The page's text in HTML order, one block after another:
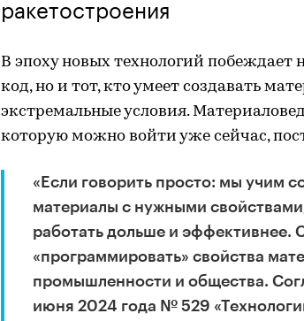
ракетостроения
В эпоху новых технологий побеждает
код, но и тот, кто умеет создавать
экстремальные условия.
которую можно войти уже сейчас,
«Если говорить просто: мы учим
материалы с нужными
работать дольше и эффективнее.
«программировать» свойства
промышленности и общества.
июня 2024 года № 529